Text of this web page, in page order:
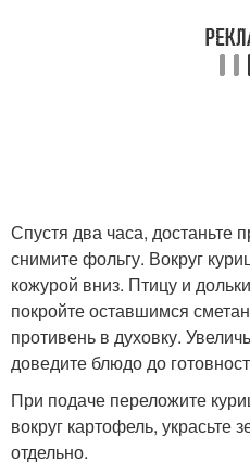
Спустя два часа, достаньте
снимите фольгу. Вокруг
кожурой вниз. Птицу и
покройте оставшимся
противень в духовку.
доведите блюдо до
При подаче переложите
вокруг картофель, украсьте
отдельно.